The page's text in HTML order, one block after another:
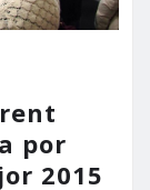
por
2015